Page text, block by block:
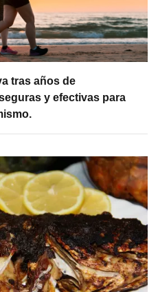
tras años de
y efectivas para